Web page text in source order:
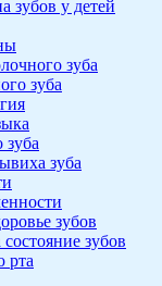
зубов у детей
зуба
зуба
зуба
зуба
зубов
зубов
рта